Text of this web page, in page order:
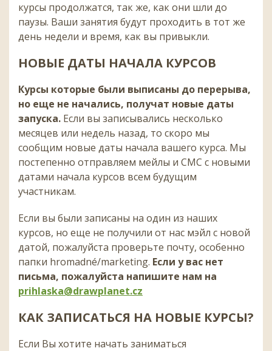
курсы продолжатся, так же, как они шли до
паузы. Ваши занятия будут проходить в тот же
день недели и время, как вы привыкли.
НОВЫЕ ДАТЫ НАЧАЛА КУРСОВ
Курсы которые были выписаны до перерыва,
но еще не начались, получат новые даты
запуска. Если вы записывались несколько
месяцев или недель назад, то скоро мы
сообщим новые даты начала вашего курса. Мы
постепенно отправляем мейлы и СМС с новыми
датами начала курсов всем будущим
участникам.
Если вы были записаны на один из наших
курсов, но еще не получили от нас мэйл с новой
датой, пожалуйста проверьте почту, особенно
папки hromadné/marketing. Если у вас нет
письма, пожалуйста напишите нам на
prihlaska@drawplanet.cz
КАК ЗАПИСАТЬСЯ НА НОВЫЕ КУРСЫ?
Если Вы хотите начать заниматься